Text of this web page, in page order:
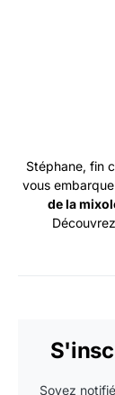
Stéphane, fin
vous
de la
Soyez